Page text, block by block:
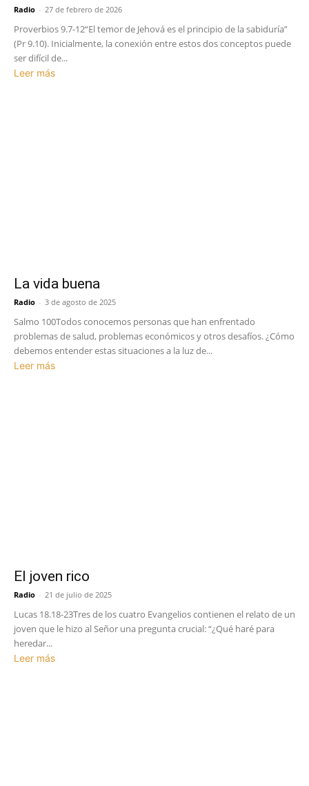
Radio - 27 de febrero de 2026
Proverbios 9.7-12“El temor de Jehová es el principio de la sabiduría”
(Pr 9.10). Inicialmente, la conexión entre estos dos conceptos puede
ser difícil de...
Leer más
La vida buena
Radio - 3 de agosto de 2025
Salmo 100Todos conocemos personas que han enfrentado
problemas de salud, problemas económicos y otros desafíos. ¿Cómo
debemos entender estas situaciones a la luz de...
Leer más
El joven rico
Radio - 21 de julio de 2025
Lucas 18.18-23Tres de los cuatro Evangelios contienen el relato de un
joven que le hizo al Señor una pregunta crucial: “¿Qué haré para
heredar...
Leer más